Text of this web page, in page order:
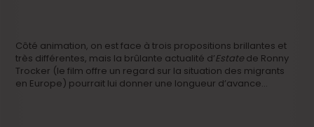
Côté animation, on est face à trois propositions brillantes et
très différentes, mais la brûlante actualité d’Estate de Ronny
Trocker (le film offre un regard sur la situation des migrants
en Europe) pourrait lui donner une longueur d’avance…